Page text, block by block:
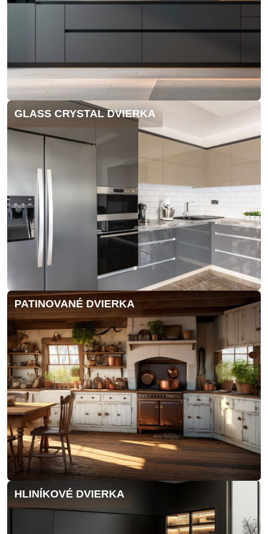
GLASS CRYSTAL DVIERKA
PATINOVANÉ DVIERKA
HLINÍKOVÉ DVIERKA